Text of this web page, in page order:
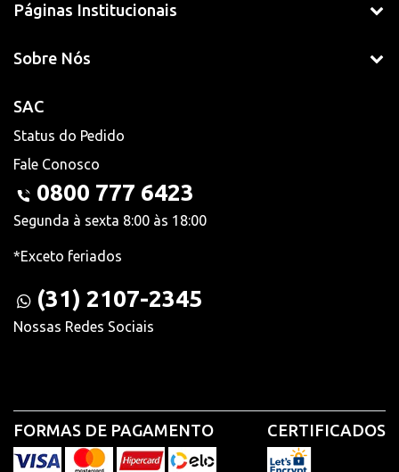
Páginas Institucionais
Sobre Nós
SAC
Status do Pedido
Fale Conosco
0800 777 6423
Segunda à sexta 8:00 às 18:00
*Exceto feriados
(31) 2107-2345
Nossas Redes Sociais
FORMAS DE PAGAMENTO CERTIFICADOS